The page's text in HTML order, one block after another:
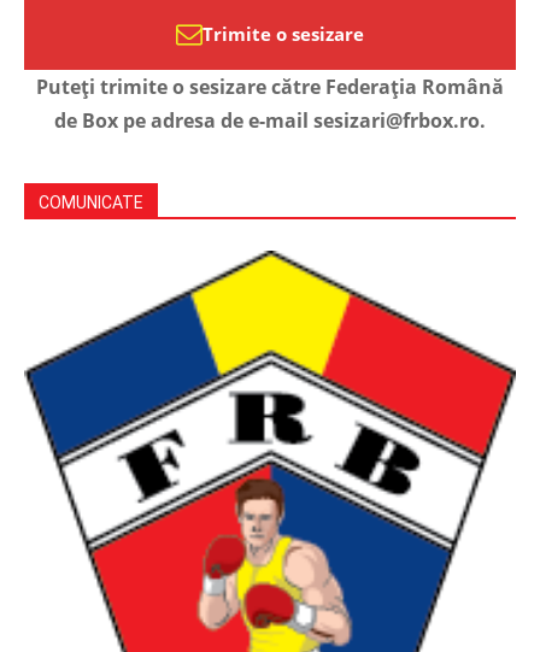
Trimite o sesizare
Puteți trimite o sesizare către Federația Română
de Box pe adresa de e-mail sesizari@frbox.ro.
COMUNICATE